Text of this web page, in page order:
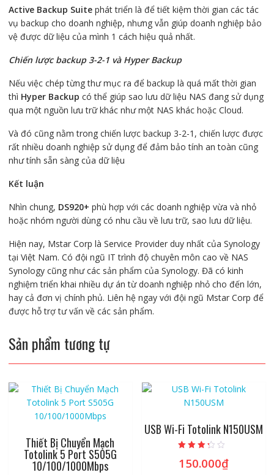
Active Backup Suitephát triển là để tiết kiệm thời gian các tác
vụ backup cho doanh nghiệp, nhưng vẫn giúp doanh nghiệp bảo
vệ được dữ liệu của mình 1 cách hiệu quả nhất.
Chiến lược backup 3-2-1 và Hyper Backup
Nếu việc chép từng thư mục ra để backup là quá mất thời gian
thì Hyper Backup có thể giúp sao lưu dữ liệu NAS đang sử dụng
qua một nguồn lưu trữ khác như một NAS khác hoặc Cloud.
Và đó cũng nằm trong chiến lược backup 3-2-1, chiến lược được
rất nhiều doanh nghiệp sử dụng để đảm bảo tính an toàn cũng
như tính sẵn sàng của dữ liệu
Kết luận
Nhìn chung, DS920+ phù hợp với các doanh nghiệp vừa và nhỏ
hoặc nhóm người dùng có nhu cầu về lưu trữ, sao lưu dữ liệu.
Hiện nay, Mstar Corp là Service Provider duy nhất của Synology
tại Việt Nam. Có đội ngũ IT trình độ chuyên môn cao về NAS
Synology cũng như các sản phẩm của Synology. Đã có kinh
nghiệm triển khai nhiều dự án từ doanh nghiệp nhỏ cho đến lớn,
hay cả đơn vị chính phủ. Liên hệ ngay với đội ngũ Mstar Corp để
được hỗ trợ tư vấn về các sản phẩm.
Sản phẩm tương tự
Thiết Bị Chuyển Mạch
Totolink 5 Port S505G
10/100/1000Mbps
USB Wi-Fi Totolink N150USM
hạng
3.00
150.000₫